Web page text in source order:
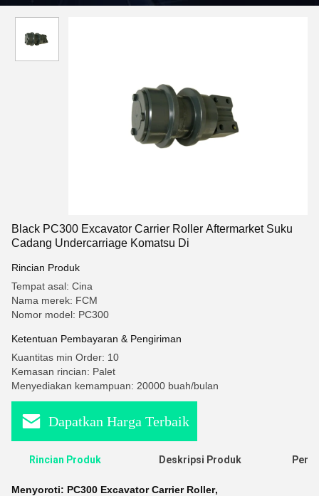
Black PC300 Excavator Carrier Roller Aftermarket Suku
Cadang Undercarriage Komatsu Di
Rincian Produk
Tempat asal: Cina
Nama merek: FCM
Nomor model: PC300
Ketentuan Pembayaran & Pengiriman
Kuantitas min Order: 10
Kemasan rincian: Palet
Menyediakan kemampuan: 20000 buah/bulan
Dapatkan Harga Terbaik
Rincian Produk Deskripsi Produk
Menyoroti: PC300 Excavator Carrier Roller,